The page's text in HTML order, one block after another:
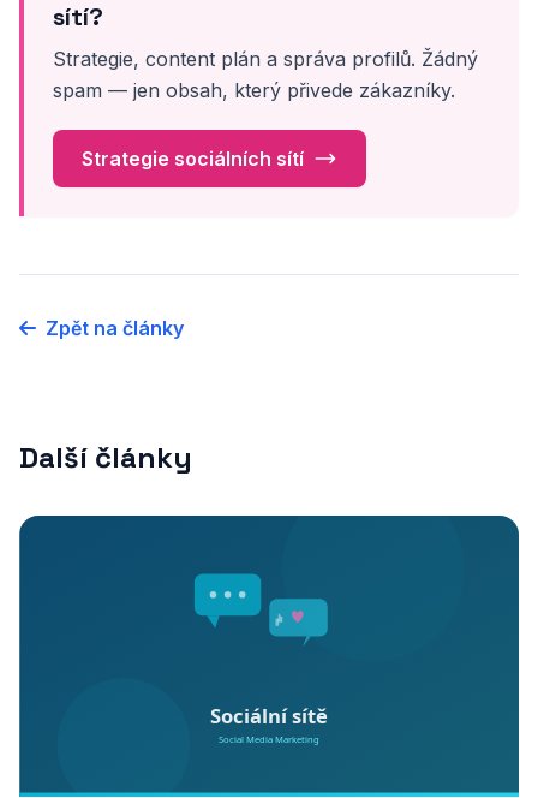
sítí?
Strategie, content plán a správa profilů. Žádný
spam — jen obsah, který přivede zákazníky.
Strategie sociálních sítí
Zpět na články
Další články